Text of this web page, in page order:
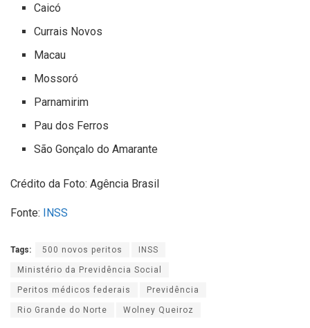
Caicó
Currais Novos
Macau
Mossoró
Parnamirim
Pau dos Ferros
São Gonçalo do Amarante
Crédito da Foto: Agência Brasil
Fonte: INSS
Tags: 500 novos peritos INSS
Ministério da Previdência Social
Peritos médicos federais Previdência
Rio Grande do Norte Wolney Queiroz